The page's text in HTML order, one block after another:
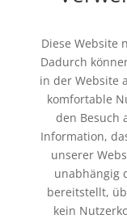
Diese Website
Dadurch
in der Website
komfortable
den Besuch
Information,
unserer
unabhängig
bereitstellt,
kein